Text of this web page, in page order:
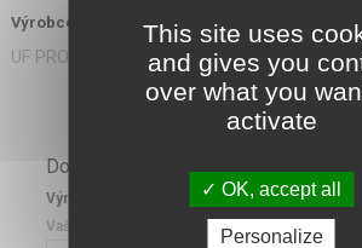
Výrobce:
UF PRO®
Dotaz k výrobku
Výrobek: UF PRO® zásahové kraťasy P-40
Vaše e-mailová adresa
This site uses
and gives you
over what you
activate
OK, accept all
Personalize